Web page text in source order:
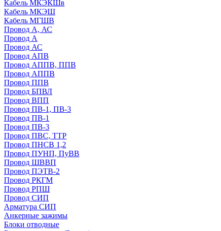
Кабель МКЭКШв
Кабель МКЭШ
Кабель МГШВ
Провод А, АС
Провод А
Провод АС
Провод АПВ
Провод АППВ, ППВ
Провод АППВ
Провод ППВ
Провод БПВЛ
Провод ВПП
Провод ПВ-1, ПВ-3
Провод ПВ-1
Провод ПВ-3
Провод ПВС, ТТР
Провод ПНСВ 1,2
Провод ПУНП, ПуВВ
Провод ШВВП
Провод ПЭТВ-2
Провод РКГМ
Провод РПШ
Провод СИП
Арматура СИП
Анкерные зажимы
Блоки отводные